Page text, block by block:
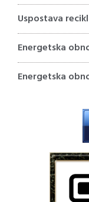
Uspostava
Energetska
Energetska